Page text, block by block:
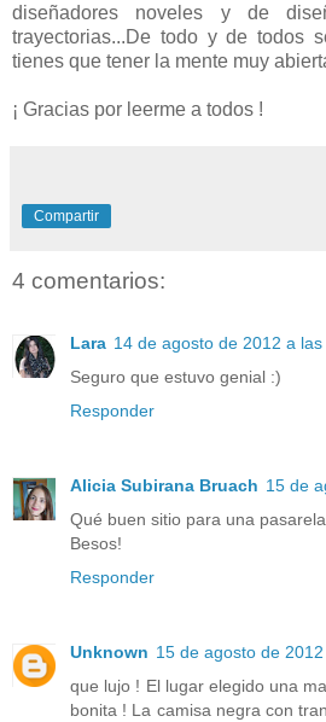
diseñadores noveles y de
trayectorias...De todo y de todos
tienes que tener la mente muy
¡ Gracias por leerme a todos !
Compartir
4 comentarios:
Lara 14 de agosto de 2012 a
Seguro que estuvo genial :)
Responder
Alicia Subirana Bruach 15 de
Qué buen sitio para una
Besos!
Responder
Unknown 15 de agosto de
que lujo ! El lugar elegido una
bonita ! La camisa negra con